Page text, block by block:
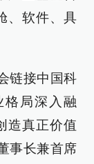
、软件、具
链接中国科
局深入融
造真正价值
事长兼首席